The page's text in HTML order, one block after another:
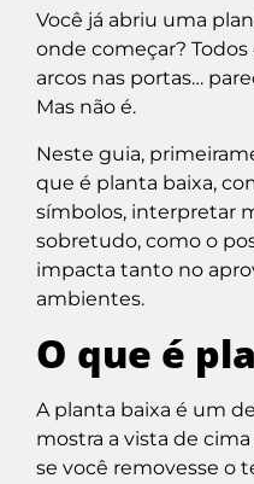
Você já abriu uma
onde começar? Todos
arcos nas portas…
Mas não é.
Neste guia,
que é planta baixa,
símbolos, interpretar
sobretudo, como o
impacta tanto no
ambientes.
O que é
A planta baixa é um
mostra a vista de
se você removesse o